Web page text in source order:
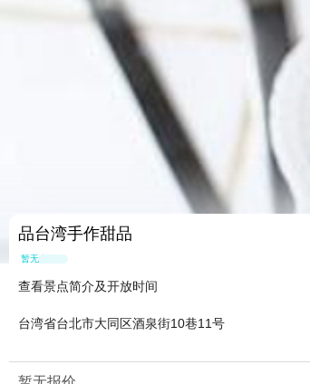
品台湾手作甜品
暂无点评
查看景点简介及开放时间
台湾省台北市大同区酒泉街10巷11号